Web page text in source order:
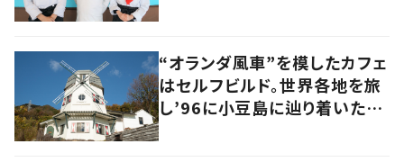
“オランダ風車”を模したカフェ
はセルフビルド。世界各地を旅
し’96に小豆島に辿り着いた家